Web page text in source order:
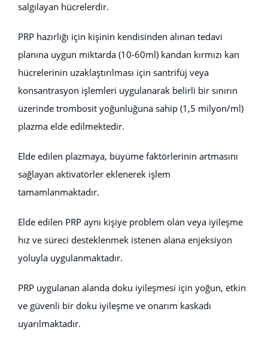
salgılayan hücrelerdir.
PRP hazırlığı için kişinin kendisinden alınan tedavi
planına uygun miktarda (10-60ml) kandan kırmızı kan
hücrelerinin uzaklaştırılması için santrifüj veya
konsantrasyon işlemleri uygulanarak belirli bir sınırın
üzerinde trombosit yoğunluğuna sahip (1,5 milyon/ml)
plazma elde edilmektedir.
Elde edilen plazmaya, büyüme faktörlerinin artmasını
sağlayan aktivatörler eklenerek işlem
tamamlanmaktadır.
Elde edilen PRP aynı kişiye problem olan veya iyileşme
hız ve süreci desteklenmek istenen alana enjeksiyon
yoluyla uygulanmaktadır.
PRP uygulanan alanda doku iyileşmesi için yoğun, etkin
ve güvenli bir doku iyileşme ve onarım kaskadı
uyarılmaktadır.